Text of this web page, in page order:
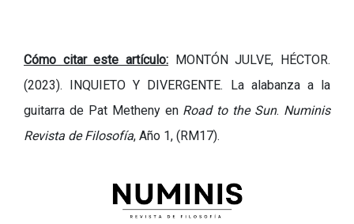
Cómo citar este artículo: MONTÓN JULVE, HÉCTOR.
(2023).
INQUIETO Y DIVERGENTE.
La alabanza a la
guitarra de Pat Metheny en Road to the Sun. Numinis
Revista de Filosofía, Año 1, (RM17).